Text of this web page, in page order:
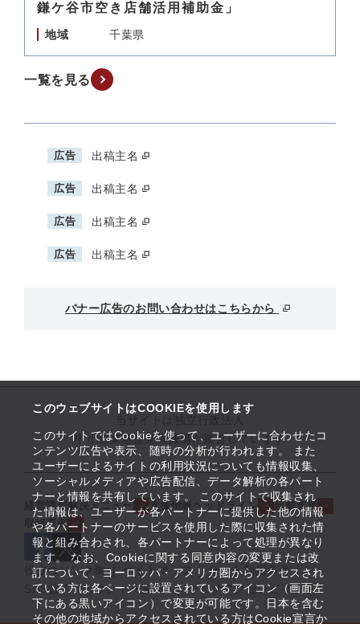
このウェブサイトはCOOKIEを使用します
このサイトではCookieを使って、ユーザーに合わせたコ
ンテンツ広告や表示、随時の分析が行われます。 また
ユーザーによるサイトの利用状況についても情報収集、
ソーシャルメディアや広告配信、データ解析の各パート
ナーと情報を共有しています。 このサイトで収集され
た情報は、ユーザーが各パートナーに提供した他の情報
や各パートナーのサービスを使用した際に収集された情
報と組み合わされ、各パートナーによって処理が異なり
ます。 なお、Cookieに関する同意内容の変更または改
訂について、ヨーロッパ・アメリカ圏からアクセスされ
ている方は各ページに設置されているアイコン（画面左
下にある黒いアイコン）で変更が可能です。日本を含む
その他の地域からアクセスされている方はCookie宣言か
鎌ケ谷市空き店舗活用補助金」
地域 千葉県
一覧を見る
広告 出稿主名
広告 出稿主名
広告 出稿主名
広告 出稿主名
バナー広告のお問い合わせはこちらから
中小企業基盤整備機構が運営しています
経営課題解決メニュー 支援情報ヘッドライン
起業支援
取組事例
役立つリンク集 サイトマップ
サイト利用条件
SNS公式アカウント一覧
ウェブアクセシビリティ